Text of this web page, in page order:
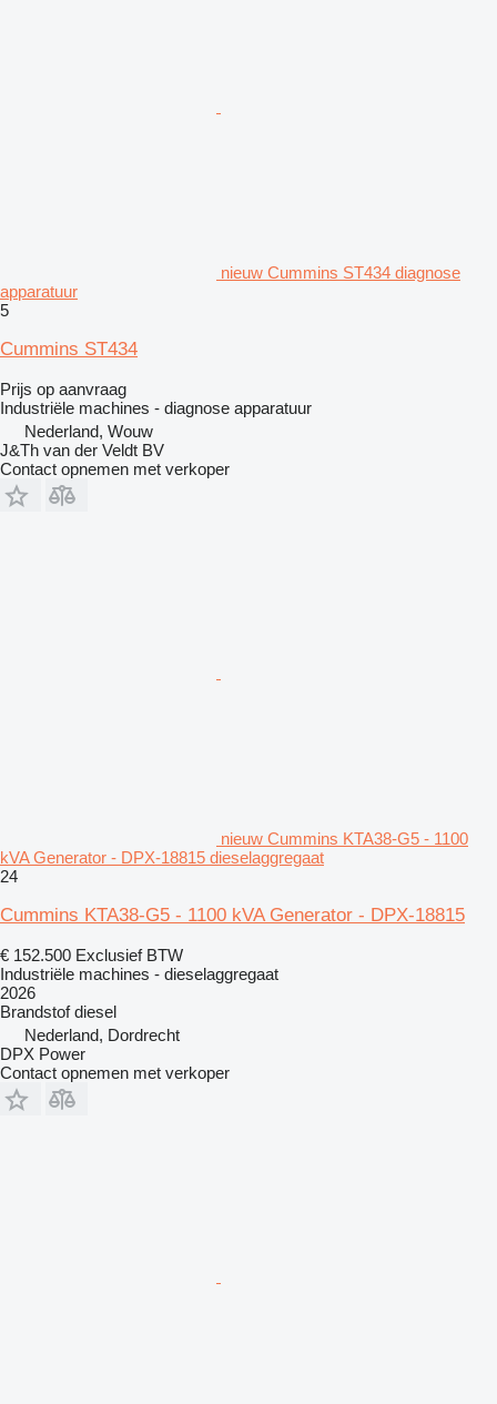
nieuw Cummins ST434 diagnose
apparatuur
5
Cummins ST434
Prijs op aanvraag
Industriële machines - diagnose apparatuur
Nederland, Wouw
J&Th van der Veldt BV
Contact opnemen met verkoper
nieuw Cummins KTA38-G5 - 1100
kVA Generator - DPX-18815 dieselaggregaat
24
Cummins KTA38-G5 - 1100 kVA Generator - DPX-18815
€ 152.500 Exclusief BTW
Industriële machines - dieselaggregaat
2026
Brandstof diesel
Nederland, Dordrecht
DPX Power
Contact opnemen met verkoper